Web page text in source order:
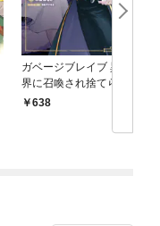
ガベージブレイブ 異世
界に召喚され捨てられ
た勇者の復讐物語 1巻
638